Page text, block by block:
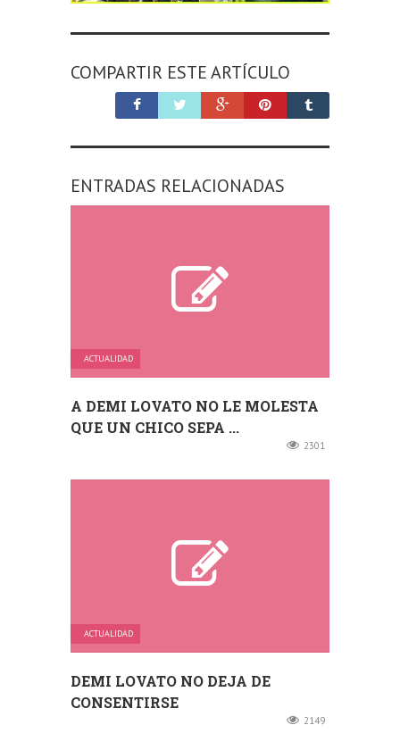
COMPARTIR ESTE ARTÍCULO
ENTRADAS RELACIONADAS
ACTUALIDAD
A DEMI LOVATO NO LE MOLESTA
QUE UN CHICO SEPA ...
2301
ACTUALIDAD
DEMI LOVATO NO DEJA DE
CONSENTIRSE
2149